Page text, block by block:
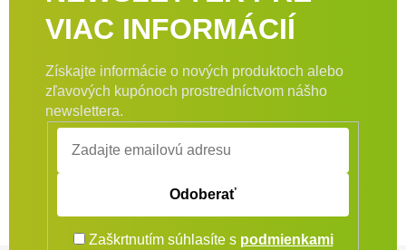
VIAC INFORMÁCIÍ
Získajte informácie o nových produktoch alebo
zľavových kupónoch prostredníctvom nášho
newslettera.
Odoberať
Zaškrtnutím súhlasíte s podmienkami